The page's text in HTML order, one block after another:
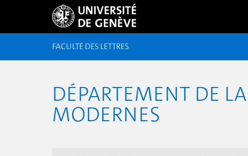
FACULTÉ DES LETTRES
DÉPARTEMENT DE
MODERNES